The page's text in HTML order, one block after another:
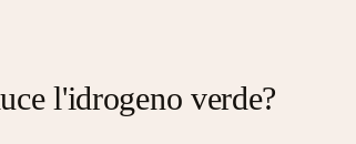
l'idrogeno verde?